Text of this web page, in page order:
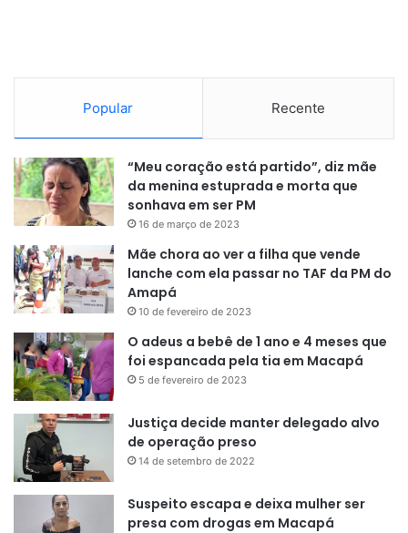
Popular Recente
“Meu coração está partido”, diz mãe
da menina estuprada e morta que
sonhava em ser PM
16 de março de 2023
Mãe chora ao ver a filha que vende
lanche com ela passar no TAF da PM do
Amapá
10 de fevereiro de 2023
O adeus a bebê de 1 ano e 4 meses que
foi espancada pela tia em Macapá
5 de fevereiro de 2023
Justiça decide manter delegado alvo
de operação preso
14 de setembro de 2022
Suspeito escapa e deixa mulher ser
presa com drogas em Macapá